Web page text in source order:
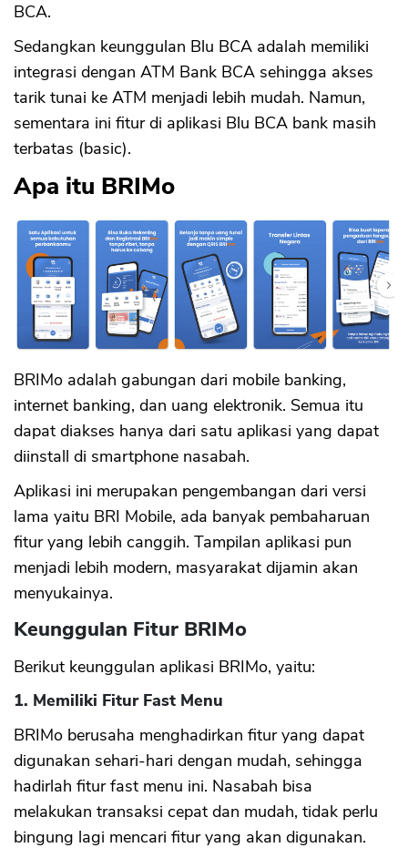
BCA.
Sedangkan keunggulan Blu BCA adalah memiliki
integrasi dengan ATM Bank BCA sehingga akses
tarik tunai ke ATM menjadi lebih mudah. Namun,
sementara ini fitur di aplikasi Blu BCA bank masih
terbatas (basic).
Apa itu BRIMo
BRIMo adalah gabungan dari mobile banking,
internet banking, dan uang elektronik. Semua itu
dapat diakses hanya dari satu aplikasi yang dapat
diinstall di smartphone nasabah.
Aplikasi ini merupakan pengembangan dari versi
lama yaitu BRI Mobile, ada banyak pembaharuan
fitur yang lebih canggih. Tampilan aplikasi pun
menjadi lebih modern, masyarakat dijamin akan
menyukainya.
Keunggulan Fitur BRIMo
Berikut keunggulan aplikasi BRIMo, yaitu:
1. Memiliki Fitur Fast Menu
BRIMo berusaha menghadirkan fitur yang dapat
digunakan sehari-hari dengan mudah, sehingga
hadirlah fitur fast menu ini. Nasabah bisa
melakukan transaksi cepat dan mudah, tidak perlu
bingung lagi mencari fitur yang akan digunakan.